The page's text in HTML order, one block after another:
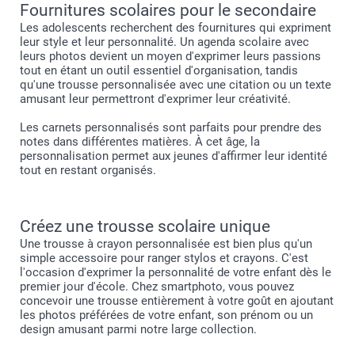
Fournitures scolaires pour le secondaire
Les adolescents recherchent des fournitures qui expriment
leur style et leur personnalité. Un agenda scolaire avec
leurs photos devient un moyen d'exprimer leurs passions
tout en étant un outil essentiel d'organisation, tandis
qu'une trousse personnalisée avec une citation ou un texte
amusant leur permettront d'exprimer leur créativité.
Les carnets personnalisés sont parfaits pour prendre des
notes dans différentes matières. À cet âge, la
personnalisation permet aux jeunes d'affirmer leur identité
tout en restant organisés.
Créez une trousse scolaire unique
Une trousse à crayon personnalisée est bien plus qu'un
simple accessoire pour ranger stylos et crayons. C'est
l'occasion d'exprimer la personnalité de votre enfant dès le
premier jour d'école. Chez smartphoto, vous pouvez
concevoir une trousse entièrement à votre goût en ajoutant
les photos préférées de votre enfant, son prénom ou un
design amusant parmi notre large collection.